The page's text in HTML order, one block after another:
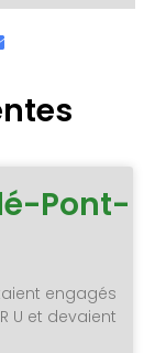
Pont-
engagés
U et devaient